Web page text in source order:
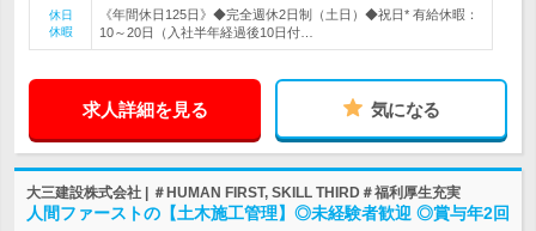
休日
休暇
《年間休日125日》◆完全週休2日制（土日）◆祝日* 有給休暇：
10～20日（入社半年経過後10日付…
求人詳細を見る 気になる
大三建設株式会社 | ＃HUMAN FIRST, SKILL THIRD＃福利厚生充実
人間ファーストの【土木施工管理】◎未経験者歓迎 ◎賞与年2回